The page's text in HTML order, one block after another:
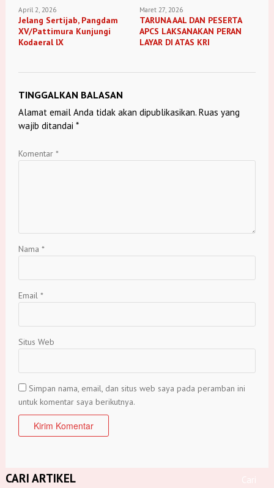
April 2, 2026
Jelang Sertijab, Pangdam
XV/Pattimura Kunjungi
Kodaeral lX
Maret 27, 2026
TARUNA AAL DAN PESERTA
APCS LAKSANAKAN PERAN
LAYAR DI ATAS KRI
TINGGALKAN BALASAN
Alamat email Anda tidak akan dipublikasikan. Ruas yang
wajib ditandai *
Komentar *
Nama *
Email *
Situs Web
Simpan nama, email, dan situs web saya pada peramban ini
untuk komentar saya berikutnya.
CARI ARTIKEL